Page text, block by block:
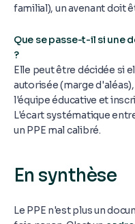
familial), un avenant doit
Que se passe-t-il si une
?
Elle peut être décidée si
autorisée (marge
l'équipe éducative et
L'écart systématique
un PPE mal calibré.
En synthèse
Le PPE n'est plus un